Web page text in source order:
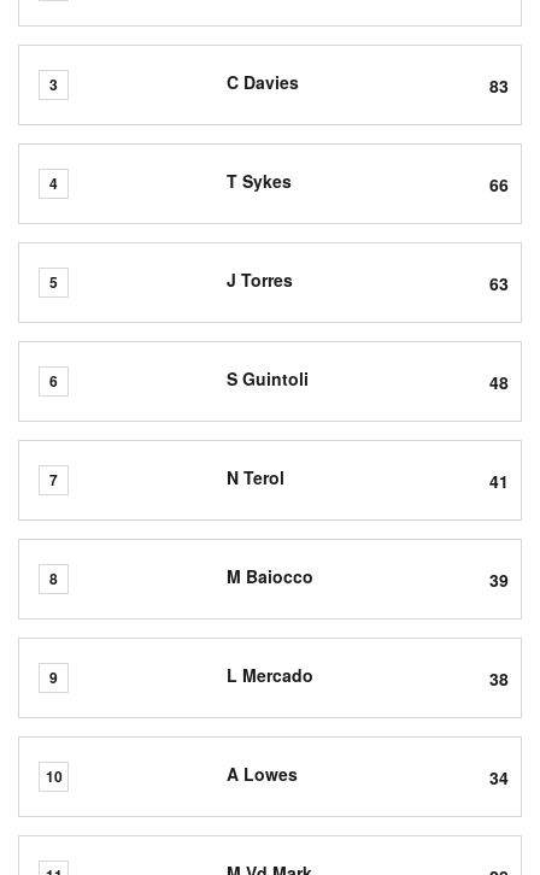
3 C Davies 83
4 T Sykes 66
5 J Torres 63
6 S Guintoli 48
7 N Terol 41
8 M Baiocco 39
9 L Mercado 38
10 A Lowes 34